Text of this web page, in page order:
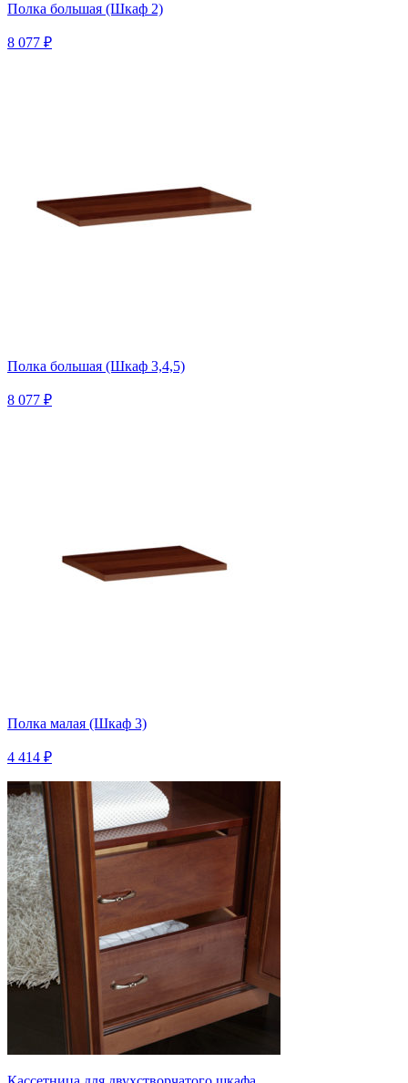
Полка большая (Шкаф 2)
8 077 ₽
Полка большая (Шкаф 3,4,5)
8 077 ₽
Полка малая (Шкаф 3)
4 414 ₽